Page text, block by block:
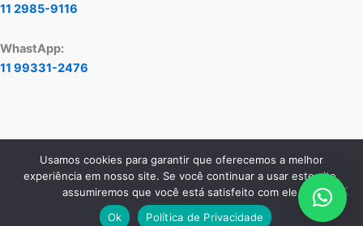
11 2985-9116
WhastApp:
11 99331-2476
Copyright © 2026 Assistência Técnica Electrolux - Central de
Atendimento:11 2985-9116- WhatsApp: 11 99331-2476
Usamos cookies para garantir que oferecemos a melhor
experiência em nosso site. Se você continuar a usar este site,
assumiremos que você está satisfeito com ele.
Ok
Política de Privacidade